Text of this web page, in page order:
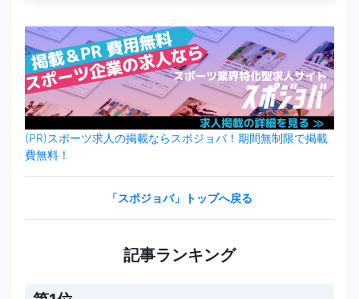
(PR)スポーツ求人の掲載ならスポジョバ！期間無制限で掲載
費無料！
「スポジョバ」トップへ戻る
記事ランキング